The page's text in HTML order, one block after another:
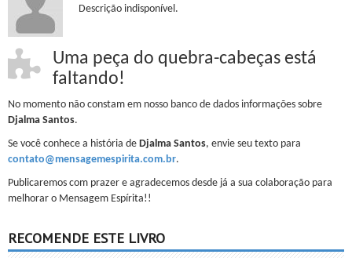
Descrição indisponível.
Uma peça do quebra-cabeças está
faltando!
No momento não constam em nosso banco de dados informações sobre
Djalma Santos.
Se você conhece a história de Djalma Santos, envie seu texto para
contato@mensagemespirita.com.br.
Publicaremos com prazer e agradecemos desde já a sua colaboração para
melhorar o Mensagem Espírita!!
RECOMENDE ESTE LIVRO